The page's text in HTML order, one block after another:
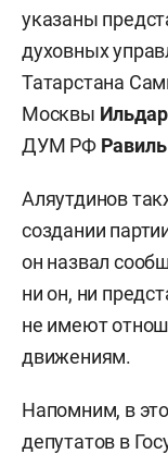
указаны
духовных
Татарстана
Москвы
ДУМ РФ
Аляутдинов
создании
он назвал
ни он, ни
не имеют
движениям.
Напомним, в
депутатов в